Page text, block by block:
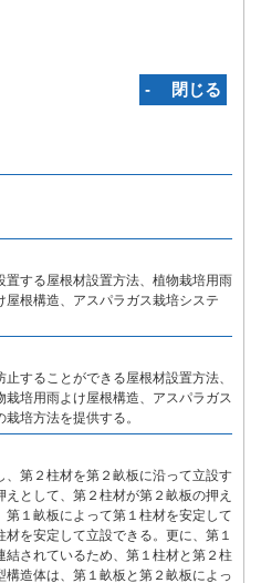
‐ 閉じる
する屋根材設置方法、植物栽培用雨
根構造、アスパラガス栽培システ
することができる屋根材設置方法、
培用雨よけ屋根構造、アスパラガス
培方法を提供する。
第２柱材を第２畝板に沿って立設す
として、第２柱材が第２畝板の押え
１畝板によって第１柱材を安定して
を安定して立設できる。更に、第１
されているため、第１柱材と第２柱
造体は、第１畝板と第２畝板によっ